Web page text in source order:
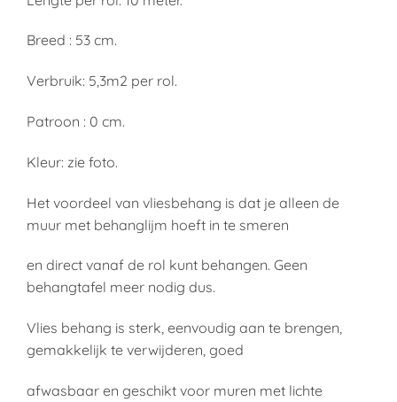
Breed : 53 cm.
Verbruik: 5,3m2 per rol.
Patroon : 0 cm.
Kleur: zie foto.
Het voordeel van vliesbehang is dat je alleen de
muur met behanglijm hoeft in te smeren
en direct vanaf de rol kunt behangen. Geen
behangtafel meer nodig dus.
Vlies behang is sterk, eenvoudig aan te brengen,
gemakkelijk te verwijderen, goed
afwasbaar en geschikt voor muren met lichte